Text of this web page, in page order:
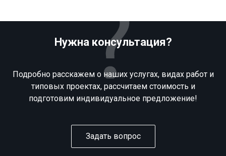
Нужна консультация?
Подробно расскажем о наших услугах, видах работ и
типовых проектах, рассчитаем стоимость и
подготовим индивидуальное предложение!
Задать вопрос